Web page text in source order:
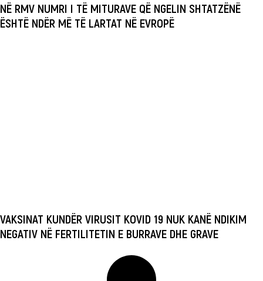
NË RMV NUMRI I TË MITURAVE QË NGELIN SHTATZËNË
ËSHTË NDËR MË TË LARTAT NË EVROPË
VAKSINAT KUNDËR VIRUSIT KOVID 19 NUK KANË NDIKIM
NEGATIV NË FERTILITETIN E BURRAVE DHE GRAVE